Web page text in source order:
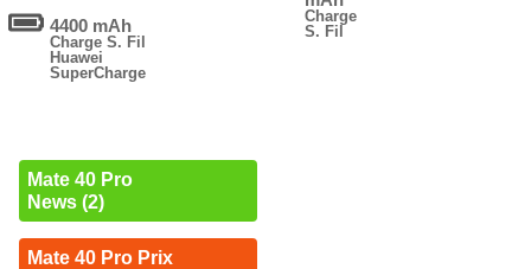
4400 mAh
Charge S. Fil
Huawei
SuperCharge
Mate 40 Pro
News (2)
Mate 40 Pro Prix
Charge
S. Fil